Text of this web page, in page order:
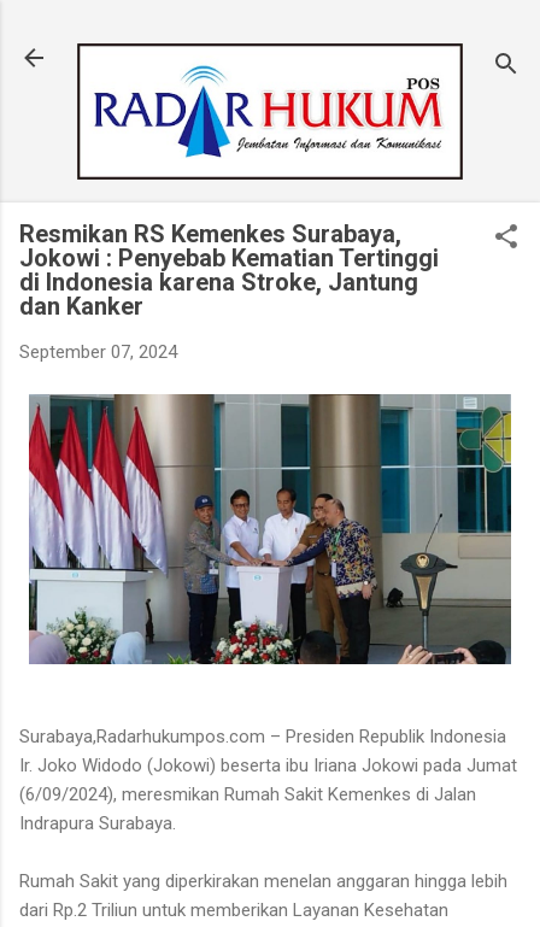
Resmikan RS Kemenkes Surabaya,
Jokowi : Penyebab Kematian Tertinggi
di Indonesia karena Stroke, Jantung
dan Kanker
September 07, 2024
Surabaya,Radarhukumpos.com – Presiden Republik Indonesia
Ir. Joko Widodo (Jokowi) beserta ibu Iriana Jokowi pada Jumat
(6/09/2024), meresmikan Rumah Sakit Kemenkes di Jalan
Indrapura Surabaya.
Rumah Sakit yang diperkirakan menelan anggaran hingga lebih
dari Rp.2 Triliun untuk memberikan Layanan Kesehatan